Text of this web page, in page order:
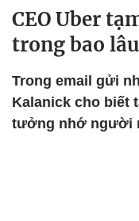
CEO Uber
trong bao lâu
Trong email gửi
Kalanick cho biết
tưởng nhớ người